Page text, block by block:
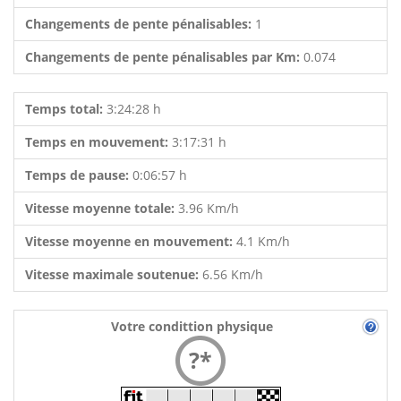
Changements de pente pénalisables: 1
Changements de pente pénalisables par Km: 0.074
Temps total: 3:24:28 h
Temps en mouvement: 3:17:31 h
Temps de pause: 0:06:57 h
Vitesse moyenne totale: 3.96 Km/h
Vitesse moyenne en mouvement: 4.1 Km/h
Vitesse maximale soutenue: 6.56 Km/h
Votre condittion physique
?*